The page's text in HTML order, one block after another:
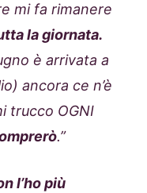
mi fa rimanere
la giornata.
è arrivata a
ancora ce n’è
trucco OGNI
.”
l’ho più